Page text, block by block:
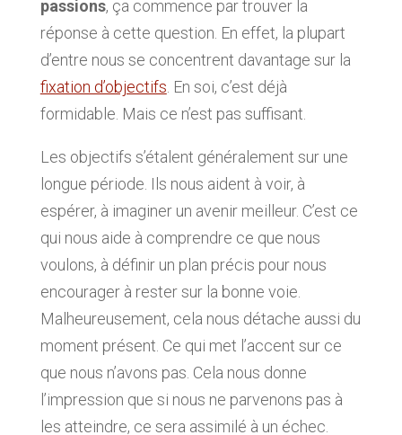
passions, ça commence par trouver la
réponse à cette question. En effet, la plupart
d’entre nous se concentrent davantage sur la
fixation d’objectifs. En soi, c’est déjà
formidable. Mais ce n’est pas suffisant.
Les objectifs s’étalent généralement sur une
longue période. Ils nous aident à voir, à
espérer, à imaginer un avenir meilleur. C’est ce
qui nous aide à comprendre ce que nous
voulons, à définir un plan précis pour nous
encourager à rester sur la bonne voie.
Malheureusement, cela nous détache aussi du
moment présent. Ce qui met l’accent sur ce
que nous n’avons pas. Cela nous donne
l’impression que si nous ne parvenons pas à
les atteindre, ce sera assimilé à un échec.